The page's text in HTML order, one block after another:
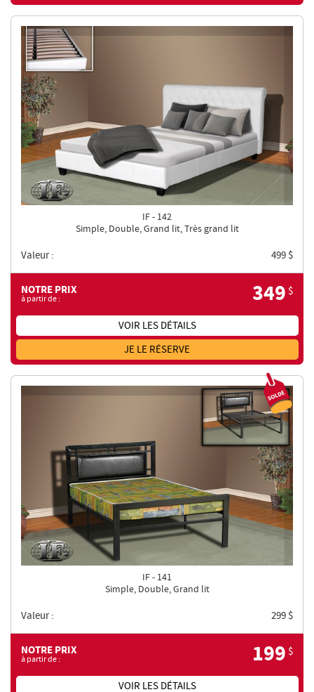
IF - 142
Simple, Double, Grand lit, Très grand lit
Valeur : 499 $
NOTRE PRIX
à partir de : 349 $
VOIR LES DÉTAILS
JE LE RÉSERVE
Solde
IF - 141
Simple, Double, Grand lit
Valeur : 299 $
NOTRE PRIX
à partir de : 199 $
VOIR LES DÉTAILS